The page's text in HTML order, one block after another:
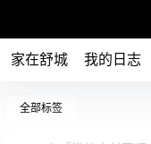
家在舒城 我的日志
全部标签